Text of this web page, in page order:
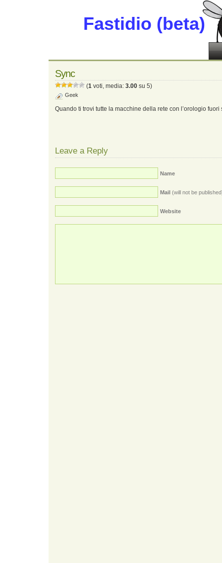
Fastidio (beta)
Sync
(1 voti, media: 3.00 su 5)
Geek
Quando ti trovi tutte la macchine della rete con l’orologio fuori
Leave a Reply
Name
Mail (will not be
Website